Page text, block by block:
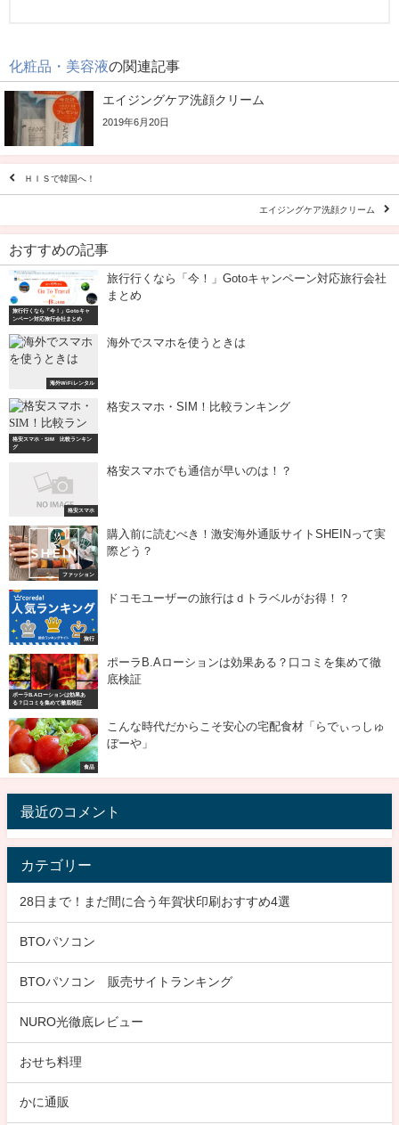
化粧品・美容液の関連記事
エイジングケア洗顔クリーム
2019年6月20日
ＨＩＳで韓国へ！
エイジングケア洗顔クリーム
おすすめの記事
旅行行くなら「今！」Gotoキャ
ンペーン対応旅行会社まとめ
旅行行くなら「今！」Gotoキャンペーン対応旅行会社
まとめ
海外WiFiレンタル
海外でスマホを使うときは
格安スマホ・SIM 比較ランキン
グ
格安スマホ・SIM！比較ランキング
格安スマホ
格安スマホでも通信が早いのは！？
ファッション
購入前に読むべき！激安海外通販サイトSHEINって実
際どう？
旅行
ドコモユーザーの旅行はｄトラベルがお得！？
ポーラB.Aローションは効果あ
る？口コミを集めて徹底検証
ポーラB.Aローションは効果ある？口コミを集めて徹
底検証
食品
こんな時代だからこそ安心の宅配食材「らでぃっしゅ
ぼーや」
最近のコメント
カテゴリー
28日まで！まだ間に合う年賀状印刷おすすめ4選
BTOパソコン
BTOパソコン 販売サイトランキング
NURO光徹底レビュー
おせち料理
かに通販